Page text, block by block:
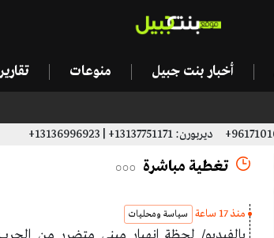
أخبار بنت جبيل منوعات
سياسة ومحليات
تغطية مباشرة
منذ 17 ساعة سياسة ومحليات